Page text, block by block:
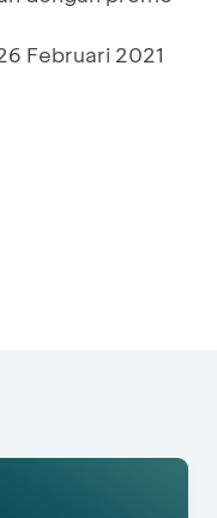
Februari 2021